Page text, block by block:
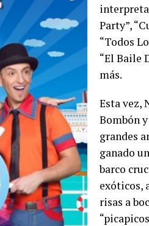
Party”,
“Todos
“El Baile
más.
Esta vez,
Bombón
grandes
ganado
barco
exóticos,
risas a